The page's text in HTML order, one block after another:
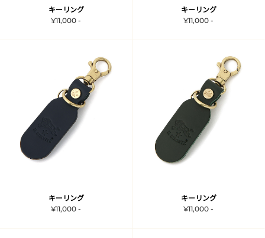
キーリング
¥11,000 -
キーリング
¥11,000 -
キーリング
¥11,000 -
キーリング
¥11,000 -